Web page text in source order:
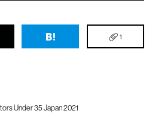
1
Under 35 Japan 2021